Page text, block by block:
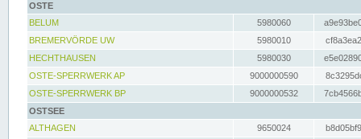
OSTE
BELUM
5980060
BREMERVÖRDE UW
5980010
HECHTHAUSEN
5980030
OSTE-SPERRWERK AP
9000000590
OSTE-SPERRWERK BP
9000000532
OSTSEE
ALTHAGEN
9650024